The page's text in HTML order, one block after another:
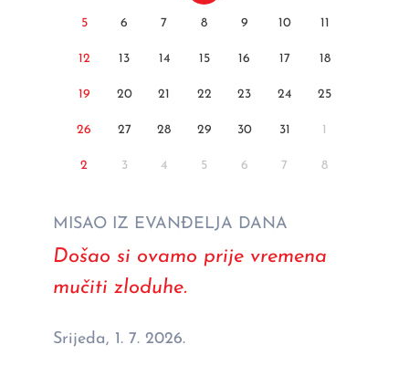
5 6 7 8 9 10 11
12 13 14 15 16 17 18
19 20 21 22 23 24 25
26 27 28 29 30 31 1
2 3 4 5 6 7 8
MISAO IZ EVANĐELJA DANA
Došao si ovamo prije vremena
mučiti zloduhe.
Srijeda, 1. 7. 2026.